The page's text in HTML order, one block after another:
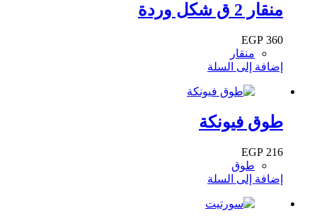
منقار 2 ق شكل وردة
EGP 360
منقار
إضافة إلى السلة
طوق فيونكة
EGP 216
طوق
إضافة إلى السلة